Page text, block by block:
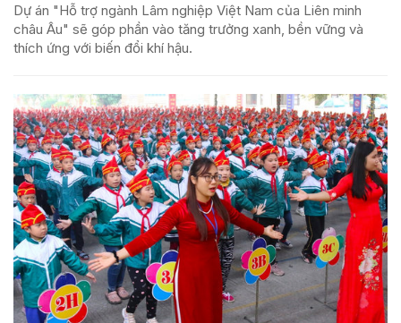
Dự án "Hỗ trợ ngành Lâm nghiệp Việt Nam của Liên minh
châu Âu" sẽ góp phần vào tăng trưởng xanh, bền vững và
thích ứng với biến đổi khí hậu.